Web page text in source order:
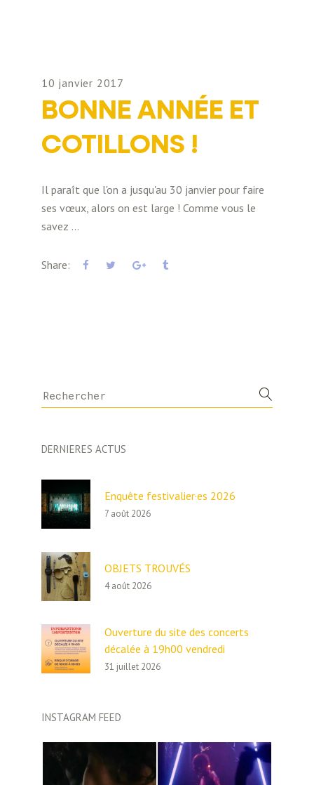
10 janvier 2017
BONNE ANNÉE ET
COTILLONS !
Il paraît que l'on a jusqu'au 30 janvier pour faire
ses vœux, alors on est large ! Comme vous le
savez
Share:
Search
for:
DERNIERES ACTUS
Enquête festivalier·es 2026
7 août 2026
OBJETS TROUVÉS
4 août 2026
Ouverture du site des concerts
décalée à 19h00 vendredi
31 juillet 2026
INSTAGRAM FEED